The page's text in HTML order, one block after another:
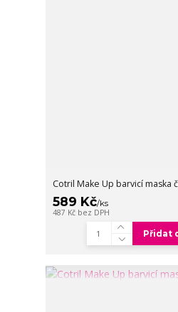
Cotril Make Up barvicí maska
589 Kč/ks
487 Kč bez DPH
Přidat